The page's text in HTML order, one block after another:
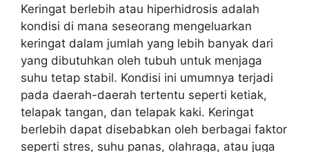
Keringat berlebih atau hiperhidrosis adalah
kondisi di mana seseorang mengeluarkan
keringat dalam jumlah yang lebih banyak dari
yang dibutuhkan oleh tubuh untuk menjaga
suhu tetap stabil. Kondisi ini umumnya terjadi
pada daerah-daerah tertentu seperti ketiak,
telapak tangan, dan telapak kaki. Keringat
berlebih dapat disebabkan oleh berbagai faktor
seperti stres, suhu panas, olahraga, atau juga